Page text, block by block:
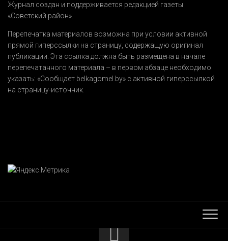
Журнал создан и поддерживается редакцией газеты
«Советский район».
Перепечатка материалов возможна при условии активной
прямой гиперссылки на страницу, содержащую оригинал
публикации. Эта ссылка должна быть размещена в начале
перепечатанного материала – в первом абзаце необходимо
указать: «Сообщает belkagomel.by» с активной гиперссылкой
на страницу-источник.